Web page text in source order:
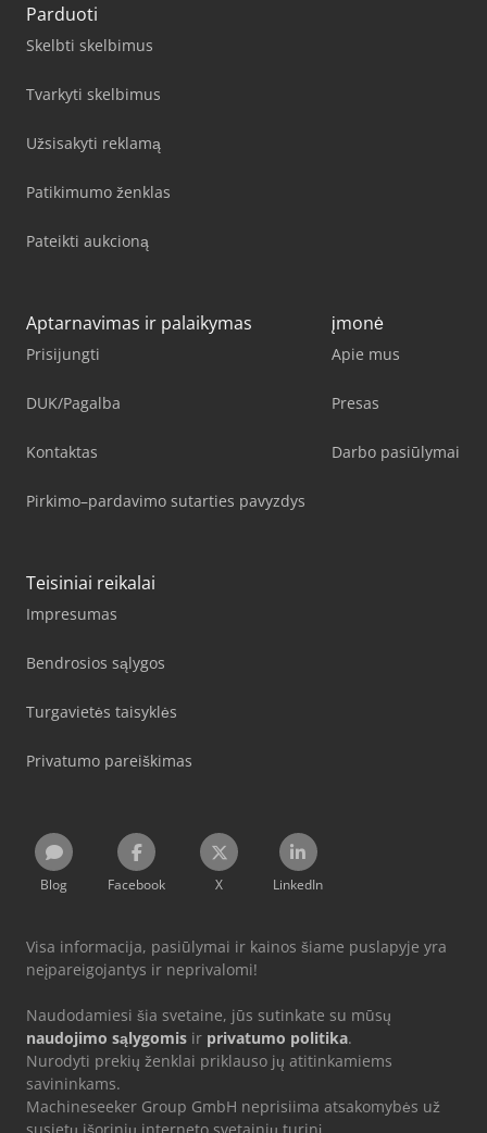
Parduoti
Skelbti skelbimus
Tvarkyti skelbimus
Užsisakyti reklamą
Patikimumo ženklas
Pateikti aukcioną
Aptarnavimas ir palaikymas
Prisijungti
DUK/Pagalba
Kontaktas
Pirkimo–pardavimo sutarties pavyzdys
įmonė
Apie mus
Presas
Darbo pasiūlymai
Teisiniai reikalai
Impresumas
Bendrosios sąlygos
Turgavietės taisyklės
Privatumo pareiškimas
Blog Facebook X LinkedIn
Visa informacija, pasiūlymai ir kainos šiame puslapyje yra
neįpareigojantys ir neprivalomi!
Naudodamiesi šia svetaine, jūs sutinkate su mūsų
naudojimo sąlygomis ir privatumo politika.
Nurodyti prekių ženklai priklauso jų atitinkamiems
savininkams.
Machineseeker Group GmbH neprisiima atsakomybės už